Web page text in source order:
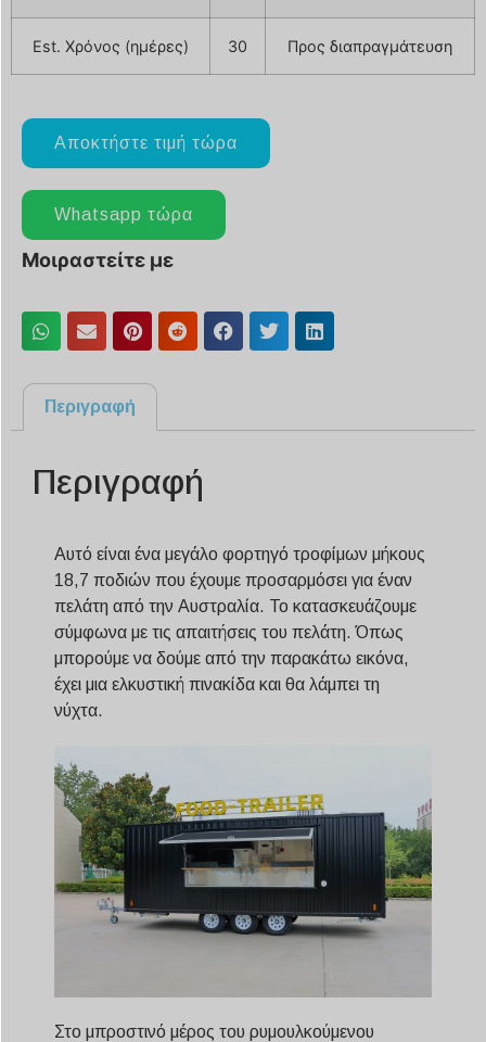
Est. Χρόνος (ημέρες) 30 Προς διαπραγμάτευση
Αποκτήστε τιμή τώρα
Whatsapp τώρα
Μοιραστείτε με
Περιγραφή
Περιγραφή
Αυτό είναι ένα μεγάλο φορτηγό τροφίμων μήκους
18,7 ποδιών που έχουμε προσαρμόσει για έναν
πελάτη από την Αυστραλία. Το κατασκευάζουμε
σύμφωνα με τις απαιτήσεις του πελάτη. Όπως
μπορούμε να δούμε από την παρακάτω εικόνα,
έχει μια ελκυστική πινακίδα και θα λάμπει τη
νύχτα.
Στο μπροστινό μέρος του ρυμουλκούμενου